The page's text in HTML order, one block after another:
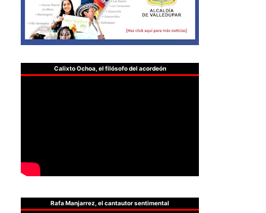
Calixto Ochoa, el filósofo del acordeón
Rafa Manjarrez, el cantautor sentimental